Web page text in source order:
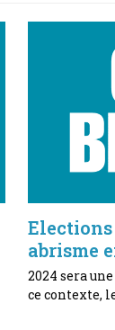
Elections
abrisme
2024 sera
ce contexte,